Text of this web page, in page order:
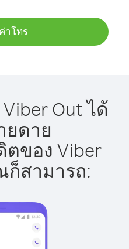
าโทร
Out ได้
ยดาย
ของ Viber
สามารถ: